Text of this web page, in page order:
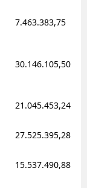
7.463.383,75
30.146.105,50
21.045.453,24
27.525.395,28
15.537.490,88